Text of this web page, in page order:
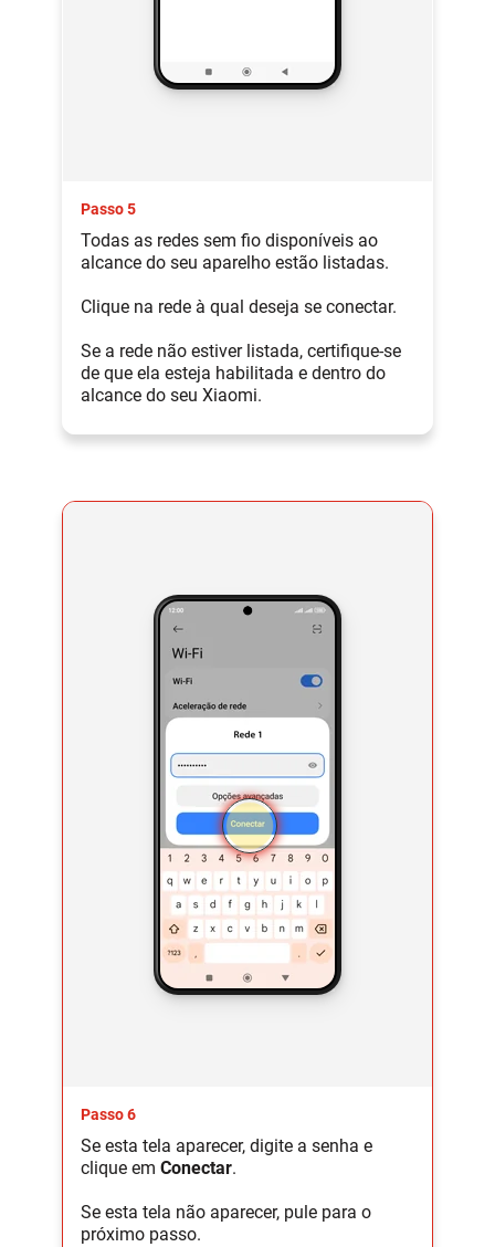
Passo 5
Todas as redes sem fio disponíveis ao
alcance do seu aparelho estão listadas.
Clique na rede à qual deseja se conectar.
Se a rede não estiver listada, certifique-se
de que ela esteja habilitada e dentro do
alcance do seu Xiaomi.
Passo 6
Se esta tela aparecer, digite a senha e
clique em Conectar.
Se esta tela não aparecer, pule para o
próximo passo.